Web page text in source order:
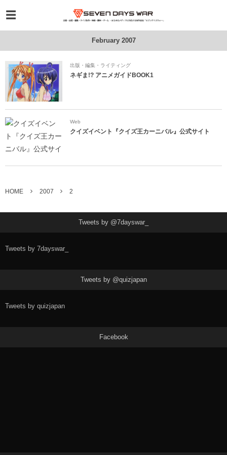
February 2007
出版・編集・ライティング
ネギま!? アニメガイドBOOK1
Web
クイズイベント『クイズ王カーニバル』公式サイト
HOME 2007 2
Tweets by @7dayswar_
Tweets by 7dayswar_
Tweets by @quizjapan
Tweets by quizjapan
Facebook